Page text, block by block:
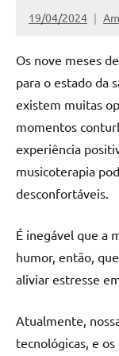
19/04/2024
Os nove meses
para o estado da
existem muitas
momentos
experiência
musicoterapia
desconfortáveis.
É inegável que a
humor, então,
aliviar estresse
Atualmente,
tecnológicas, e